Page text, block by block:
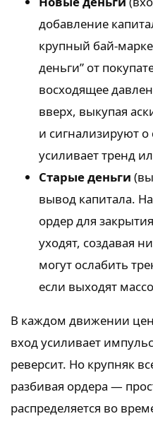
добавление
крупный бай-
деньги” от
восходящее
вверх, выкупая
и сигнализируют
усиливает тренд
Старые деньги
вывод капитала.
ордер для
уходят, создавая
могут ослабить
если выходят
В каждом движении
вход усиливает
реверсит. Но крупняк
разбивая ордера —
распределяется во